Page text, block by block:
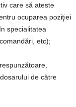
care să ateste
ocuparea poziţiei
specialitatea
etc);
de către